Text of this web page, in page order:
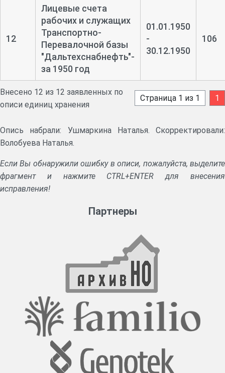
12
Лицевые счета
рабочих и служащих
Транспортно-
Перевалочной базы
"Дальтехснабнефть"-
за 1950 год
01.01.1950
-
30.12.1950
106
Внесено 12 из 12 заявленных по
описи единиц хранения
Страница 1 из 1 1
Опись набрали: Ушмаркина Наталья. Скорректировали:
Волобуева Наталья.
Если Вы обнаружили ошибку в описи, пожалуйста, выделите
фрагмент и нажмите CTRL+ENTER для внесения
исправления!
Партнеры